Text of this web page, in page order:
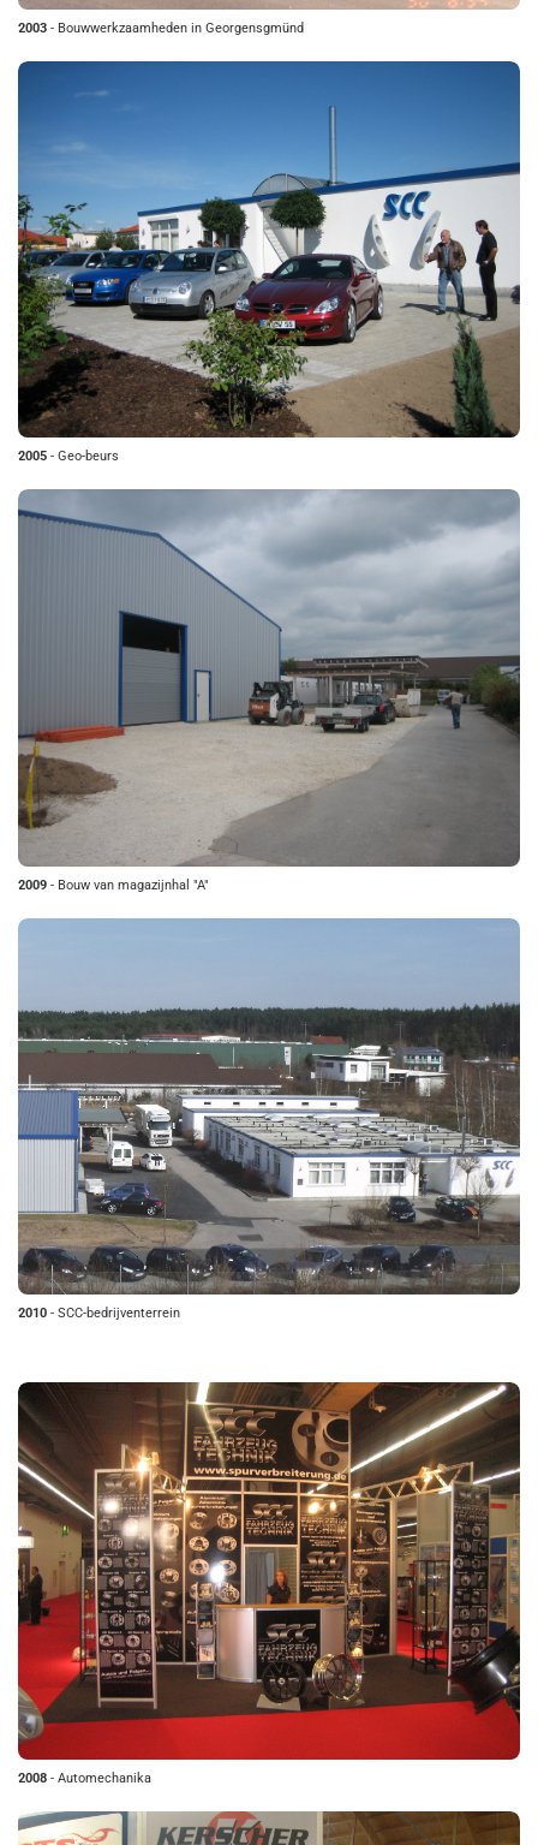
2003 - Bouwwerkzaamheden in Georgensgmünd
2005 - Geo-beurs
2009 - Bouw van magazijnhal "A"
2010 - SCC-bedrijventerrein
2008 - Automechanika